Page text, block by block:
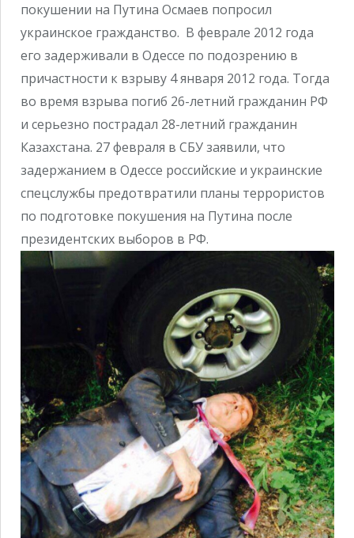
покушении на Путина Осмаев попросил
украинское гражданство. В феврале 2012 года
его задерживали в Одессе по подозрению в
причастности к взрыву 4 января 2012 года. Тогда
во время взрыва погиб 26-летний гражданин РФ
и серьезно пострадал 28-летний гражданин
Казахстана. 27 февраля в СБУ заявили, что
задержанием в Одессе российские и украинские
спецслужбы предотвратили планы террористов
по подготовке покушения на Путина после
президентских выборов в РФ.